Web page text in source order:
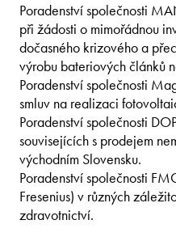
Poradenství společnosti
při žádosti o mimořádnou
dočasného krizového a
výrobu bateriových článků
Poradenství společnosti
smluv na realizaci
Poradenství společnosti
souvisejících s prodejem
východním Slovensku.
Poradenství společnosti
Fresenius) v různých
zdravotnictví.